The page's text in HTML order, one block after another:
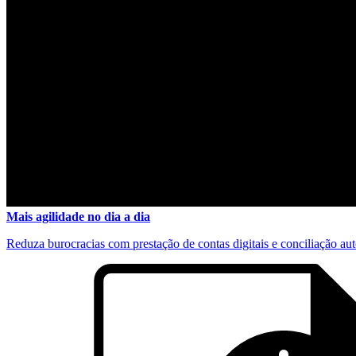
Mais agilidade no dia a dia
Reduza burocracias com prestação de contas digitais e conciliação